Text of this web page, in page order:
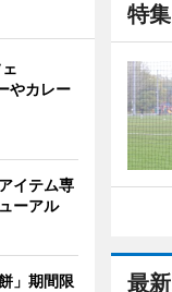
特集
最
やカレー
イテム専
ーアル
」期間限